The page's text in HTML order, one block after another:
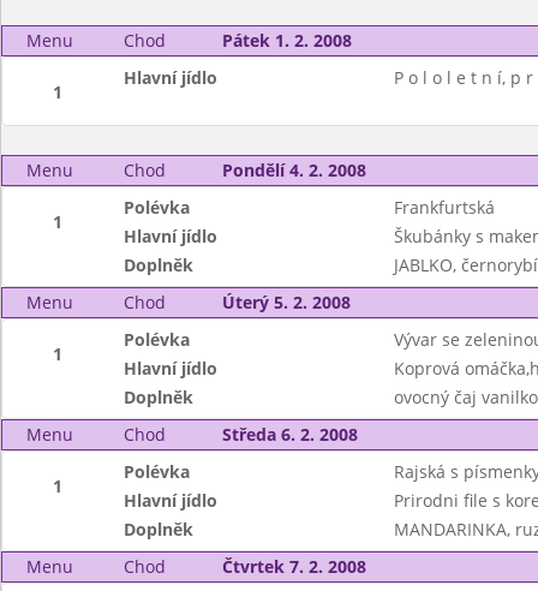
Menu Chod Pátek 1. 2. 2008
1
Hlavní jídlo P o l o l e t n í, p
Menu Chod Pondělí 4. 2. 2008
1
Polévka
Frankfurtská
Hlavní jídlo
Škubánky s
Doplněk
JABLKO,
Menu
Chod Úterý 5. 2. 2008
1
Polévka
Vývar se
Hlavní jídlo
Koprová
Doplněk
ovocný čaj
Menu
Chod Středa 6. 2. 2008
1
Polévka
Rajská s
Hlavní jídlo
Prirodni file s
Doplněk
MANDARINKA,
Menu
Chod Čtvrtek 7. 2. 2008